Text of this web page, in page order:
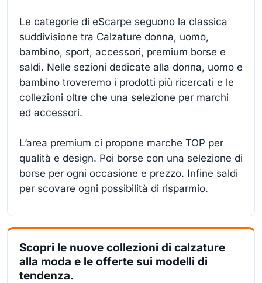
Le categorie di eScarpe seguono la classica
suddivisione tra Calzature donna, uomo,
bambino, sport, accessori, premium borse e
saldi. Nelle sezioni dedicate alla donna, uomo e
bambino troveremo i prodotti più ricercati e le
collezioni oltre che una selezione per marchi
ed accessori.
L’area premium ci propone marche TOP per
qualità e design. Poi borse con una selezione di
borse per ogni occasione e prezzo. Infine saldi
per scovare ogni possibilità di risparmio.
Scopri le nuove collezioni di calzature
alla moda e le offerte sui modelli di
tendenza.